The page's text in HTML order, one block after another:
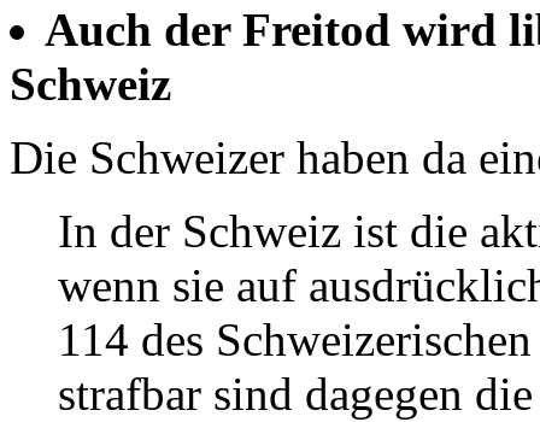
Auch der Freitod wird
Schweiz
Die Schweizer haben da
In der Schweiz ist die
wenn sie auf
114 des
strafbar sind dagegen